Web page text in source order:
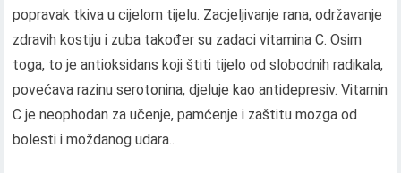
popravak tkiva u cijelom tijelu. Zacjeljivanje rana, održavanje
zdravih kostiju i zuba također su zadaci vitamina C. Osim
toga, to je antioksidans koji štiti tijelo od slobodnih radikala,
povećava razinu serotonina, djeluje kao antidepresiv. Vitamin
C je neophodan za učenje, pamćenje i zaštitu mozga od
bolesti i moždanog udara..